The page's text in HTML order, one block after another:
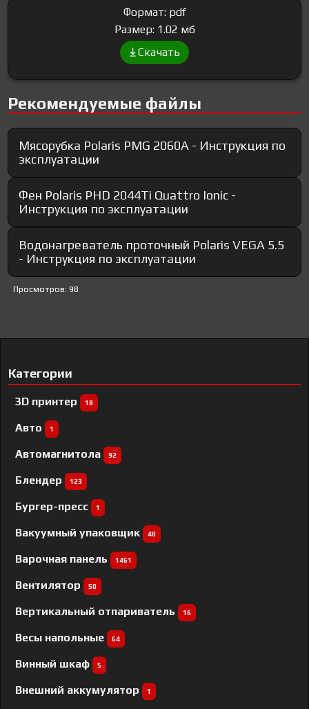
Формат: pdf
Размер: 1.02 мб
Скачать
Рекомендуемые файлы
Мясорубка Polaris PMG 2060A - Инструкция по
эксплуатации
Фен Polaris PHD 2044Ti Quattro Ionic -
Инструкция по эксплуатации
Водонагреватель проточный Polaris VEGA 5.5
- Инструкция по эксплуатации
Просмотров: 98
Категории
3D принтер 18
Авто 1
Автомагнитола 92
Блендер 123
Бургер-пресс 1
Вакуумный упаковщик 40
Варочная панель 1461
Вентилятор 50
Вертикальный отпариватель 16
Весы напольные 64
Винный шкаф 5
Внешний аккумулятор 1